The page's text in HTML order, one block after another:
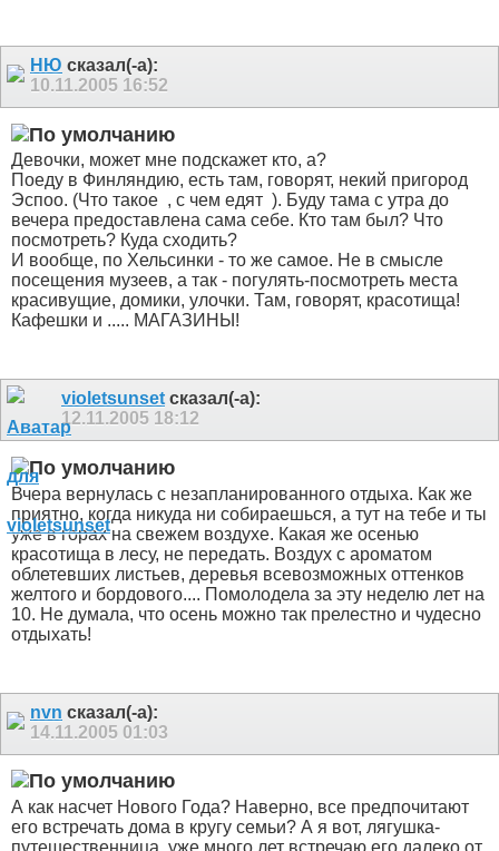
НЮ сказал(-а):
10.11.2005 16:52
Девочки, может мне подскажет кто, а?
Поеду в Финляндию, есть там, говорят, некий пригород
Эспоо. (Что такое , с чем едят ). Буду тама с утра до
вечера предоставлена сама себе. Кто там был? Что
посмотреть? Куда сходить?
И вообще, по Хельсинки - то же самое. Не в смысле
посещения музеев, а так - погулять-посмотреть места
красивущие, домики, улочки. Там, говорят, красотища!
Кафешки и ..... МАГАЗИНЫ!
violetsunset сказал(-а):
12.11.2005 18:12
Вчера вернулась с незапланированного отдыха. Как же
приятно, когда никуда ни собираешься, а тут на тебе и ты
уже в горах на свежем воздухе. Какая же осенью
красотища в лесу, не передать. Воздух с ароматом
облетевших листьев, деревья всевозможных оттенков
желтого и бордового.... Помолодела за эту неделю лет на
10. Не думала, что осень можно так прелестно и чудесно
отдыхать!
nvn сказал(-а):
14.11.2005 01:03
А как насчет Нового Года? Наверно, все предпочитают
его встречать дома в кругу семьи? А я вот, лягушка-
путешественница, уже много лет встречаю его далеко от